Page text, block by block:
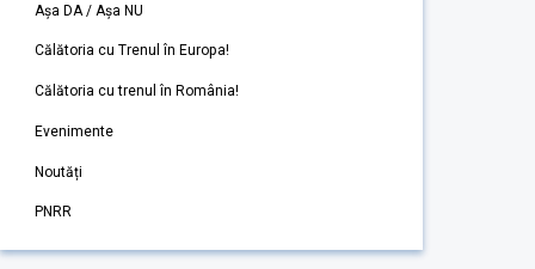
Așa DA / Așa NU
Călătoria cu Trenul în Europa!
Călătoria cu trenul în România!
Evenimente
Noutăți
PNRR